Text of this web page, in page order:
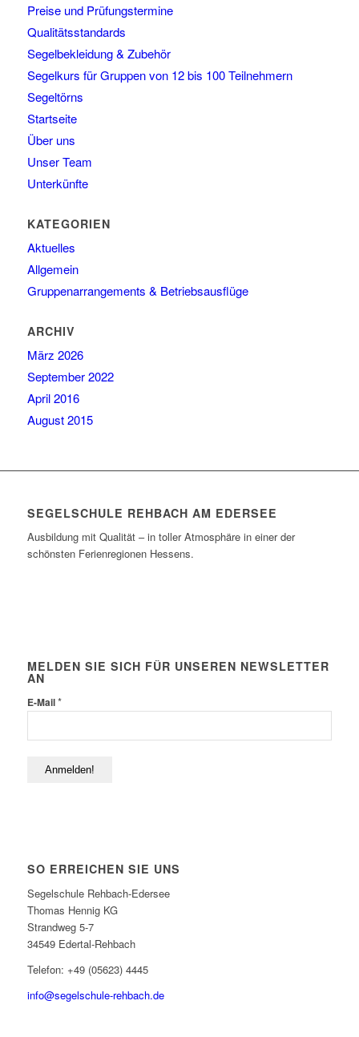
Preise und Prüfungstermine
Qualitätsstandards
Segelbekleidung & Zubehör
Segelkurs für Gruppen von 12 bis 100 Teilnehmern
Segeltörns
Startseite
Über uns
Unser Team
Unterkünfte
KATEGORIEN
Aktuelles
Allgemein
Gruppenarrangements & Betriebsausflüge
ARCHIV
März 2026
September 2022
April 2016
August 2015
SEGELSCHULE REHBACH AM EDERSEE
Ausbildung mit Qualität – in toller Atmosphäre in einer der
schönsten Ferienregionen Hessens.
MELDEN SIE SICH FÜR UNSEREN NEWSLETTER
AN
E-Mail*
SO ERREICHEN SIE UNS
Segelschule Rehbach-Edersee
Thomas Hennig KG
Strandweg 5-7
34549 Edertal-Rehbach
Telefon: +49 (05623) 4445
info@segelschule-rehbach.de